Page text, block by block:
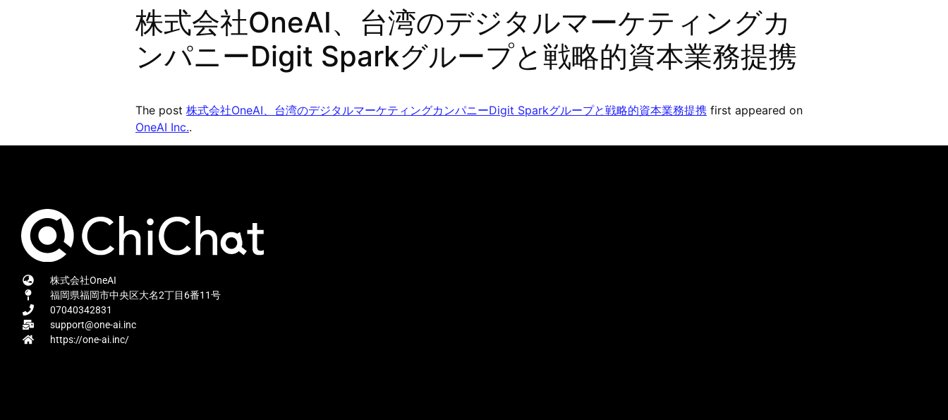
株式会社OneAI、台湾のデジタルマーケティングカ
ンパニーDigit Sparkグループと戦略的資本業務提携
The post 株式会社OneAI、台湾のデジタルマーケティングカンパニーDigit Sparkグループと戦略的資本業務提携 first appeared on
OneAI Inc..
株式会社OneAI
福岡県福岡市中央区大名2丁目6番11号
07040342831
support@one-ai.inc
https://one-ai.inc/